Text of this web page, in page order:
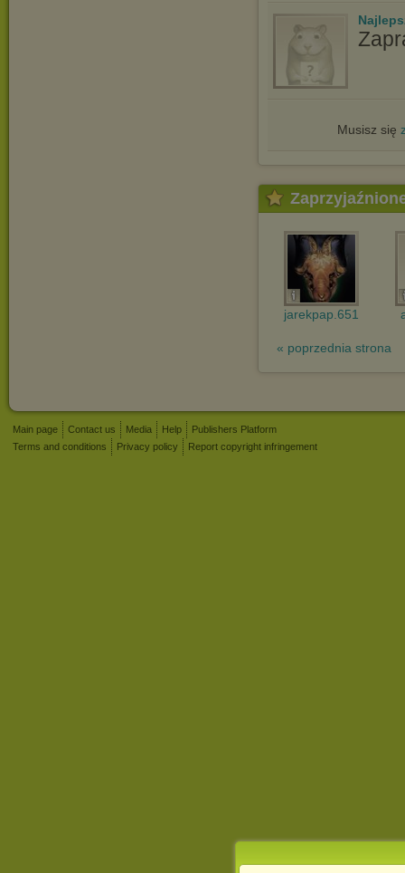
Musisz się
jarekpap.651
« poprzednia strona
Main page Contact us Media Help
Publishers Platform
Terms and conditions
Privacy policy Report copyright infringement